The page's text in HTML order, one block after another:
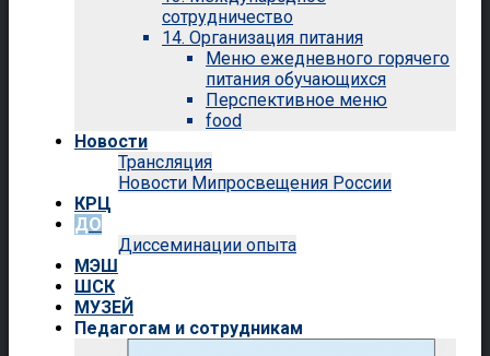
сотрудничество
14. Организация питания
Меню ежедневного горячего
питания обучающихся
Перспективное меню
food
Новости
Трансляция
Новости Мипросвещения России
КРЦ
ДО
Диссеминации опыта
МЭШ
ШСК
МУЗЕЙ
Педагогам и сотрудникам